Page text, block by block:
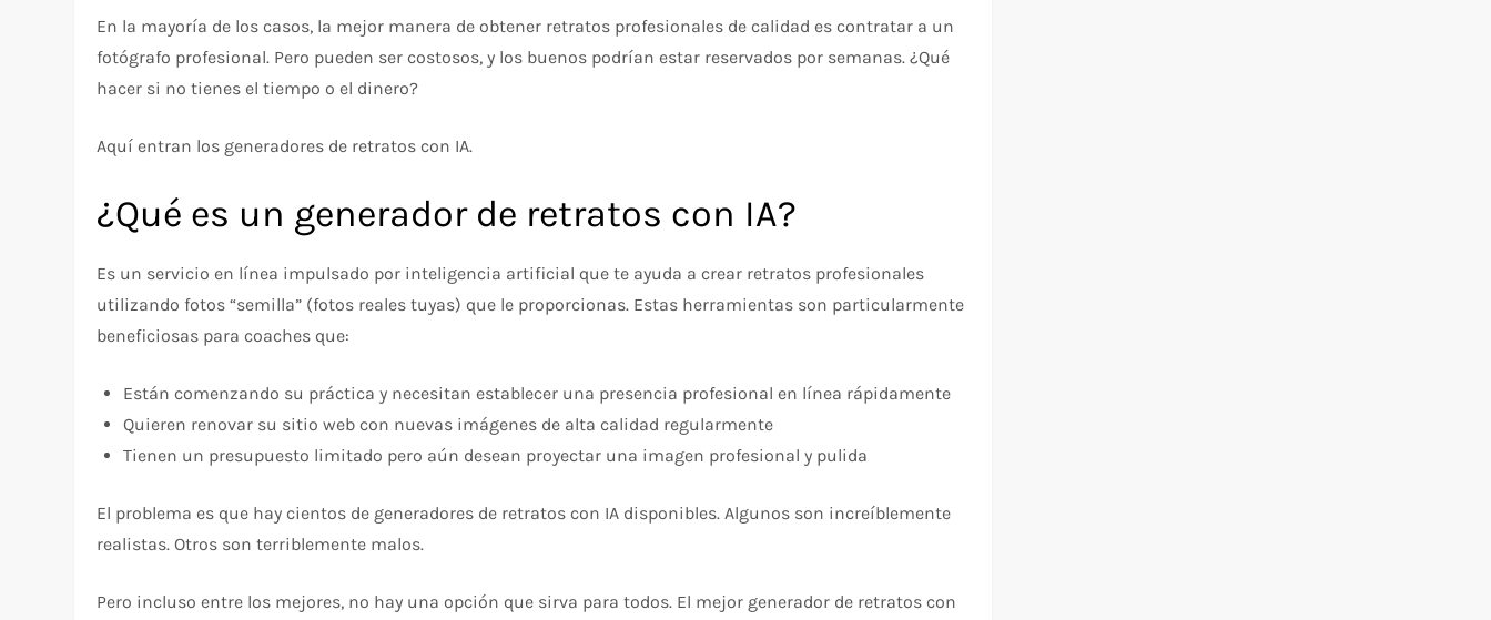
En la mayoría de los casos, la mejor manera de obtener retratos profesionales de calidad es contratar a un
fotógrafo profesional. Pero pueden ser costosos, y los buenos podrían estar reservados por semanas. ¿Qué
hacer si no tienes el tiempo o el dinero?
Aquí entran los generadores de retratos con IA.
¿Qué es un generador de retratos con IA?
Es un servicio en línea impulsado por inteligencia artificial que te ayuda a crear retratos profesionales
utilizando fotos “semilla” (fotos reales tuyas) que le proporcionas. Estas herramientas son particularmente
beneficiosas para coaches que:
Están comenzando su práctica y necesitan establecer una presencia profesional en línea rápidamente
Quieren renovar su sitio web con nuevas imágenes de alta calidad regularmente
Tienen un presupuesto limitado pero aún desean proyectar una imagen profesional y pulida
El problema es que hay cientos de generadores de retratos con IA disponibles. Algunos son increíblemente
realistas. Otros son terriblemente malos.
Pero incluso entre los mejores, no hay una opción que sirva para todos. El mejor generador de retratos con